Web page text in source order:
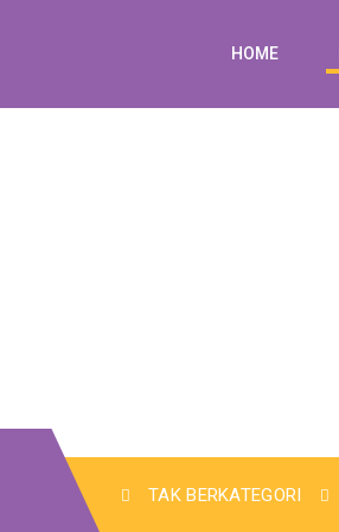
HOME
TAK BERKATEGORI